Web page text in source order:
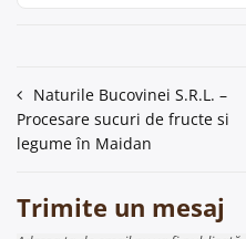
Navigare
în
Naturile Bucovinei S.R.L. –
Procesare sucuri de fructe si
legume în Maidan
Trimite un mesaj